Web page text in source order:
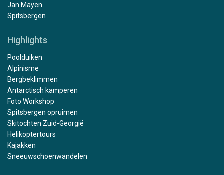
Jan Mayen
Spitsbergen
Highlights
Poolduiken
Alpinisme
Bergbeklimmen
Antarctisch kamperen
Foto Workshop
Spitsbergen opruimen
Skitochten Zuid-Georgië
Helikoptertours
Kajakken
Sneeuwschoenwandelen